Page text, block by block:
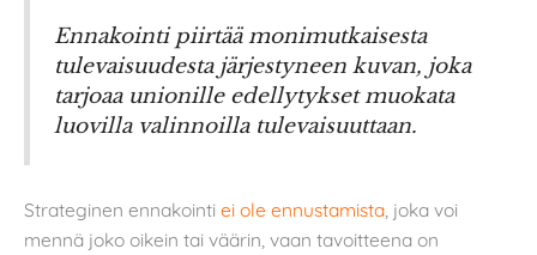
Ennakointi piirtää monimutkaisesta
tulevaisuudesta järjestyneen kuvan, joka
tarjoaa unionille edellytykset muokata
luovilla valinnoilla tulevaisuuttaan.
Strateginen ennakointi ei ole ennustamista, joka voi
mennä joko oikein tai väärin, vaan tavoitteena on